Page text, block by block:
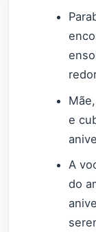
e
A
do